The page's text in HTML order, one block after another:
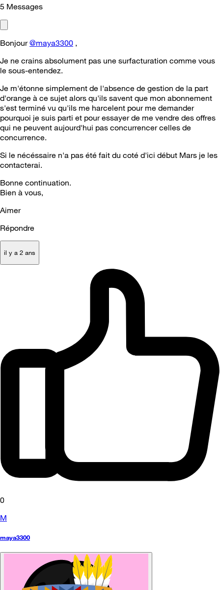
5 Messages
Bonjour@maya3300 ,
Je ne crains absolument pas une surfacturation comme vous
le sous-entendez.
Je m'étonne simplement de l'absence de gestion de la part
d'orange à ce sujet alors qu'ils savent que mon abonnement
s'est terminé vu qu'ils me harcelent pour me demander
pourquoi je suis parti et pour essayer de me vendre des offres
qui ne peuvent aujourd'hui pas concurrencer celles de
concurrence.
Si le nécéssaire n'a pas été fait du coté d'ici début Mars je les
contacterai.
Bonne continuation.
Bien à vous,
Aimer
Répondre
il y a 2 ans
0
M
maya3300